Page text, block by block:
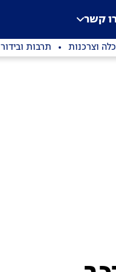
קשר
וצרכנות תרבות ובידור